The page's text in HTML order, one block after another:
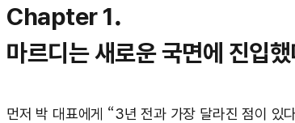
Chapter 1.
마르디는 새로운 국면에 진입
먼저 박 대표에게 “3년 전과 가장 달라진 점이 있